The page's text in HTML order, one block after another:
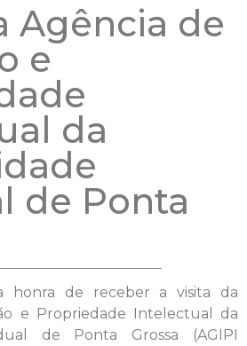
Agência de
e
da
de Ponta
honra de receber a visita da
e Propriedade Intelectual da
de Ponta Grossa (AGIPI